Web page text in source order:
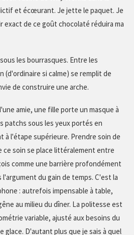
et écœurant. Je jette le paquet. Je
exact de ce goût chocolaté réduira ma
les bourrasques. Entre les
(d'ordinaire si calme) se remplit de
de construire une arche.
amie, une fille porte un masque à
patchs sous les yeux portés en
à l'étape supérieure. Prendre soin de
ce soin se place littéralement entre
comme une barrière profondément
du gain de temps. C'est la
: autrefois impensable à table,
au milieu du dîner. La politesse est
variable, ajusté aux besoins du
glace. D'autant plus que je sais à quel